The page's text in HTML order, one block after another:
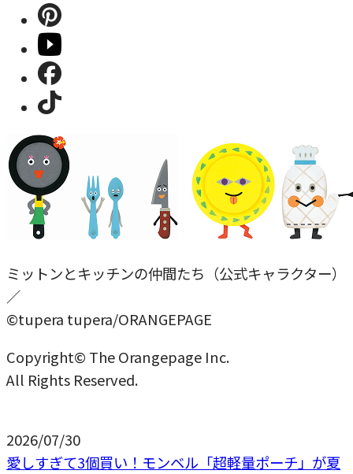
ミットンとキッチンの仲間たち（公式キャラクター）
／
©tupera tupera/ORANGEPAGE
Copyright© The Orangepage Inc.
All Rights Reserved.
2026/07/30
愛しすぎて3個買い！モンベル「超軽量ポーチ」が夏